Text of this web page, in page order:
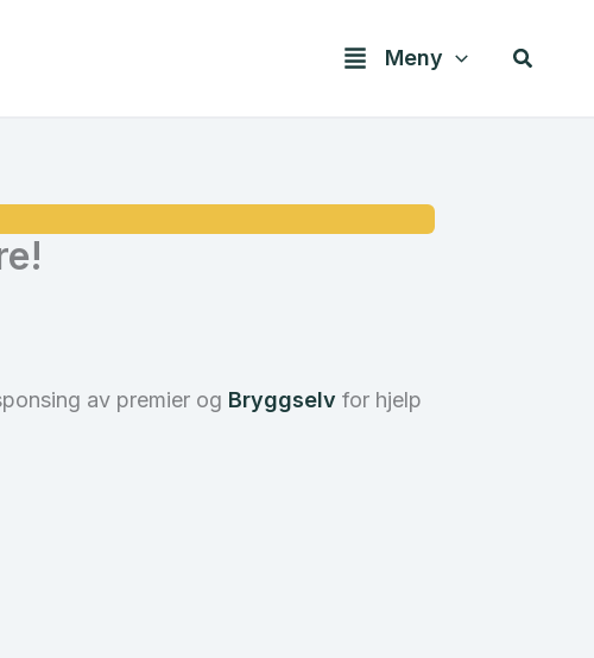
Meny Søk
av premier og Bryggselv for hjelp